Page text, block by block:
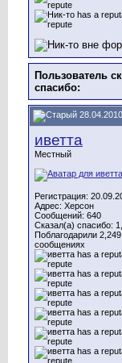
Пользователь
cпасибо:
иветта
Местный
Регистрация:
Адрес: Херсон
Сообщений: 640
Сказал(а) спасибо:
Поблагодарили
сообщениях